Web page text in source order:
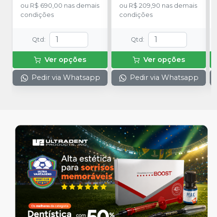
ou R$ 690,00 nas demais
condições
Qtd :
Ver opções
Pedir via Whatsapp
ou R$ 209,90 nas demais
condições
Qtd :
Ver opções
Pedir via Whatsapp